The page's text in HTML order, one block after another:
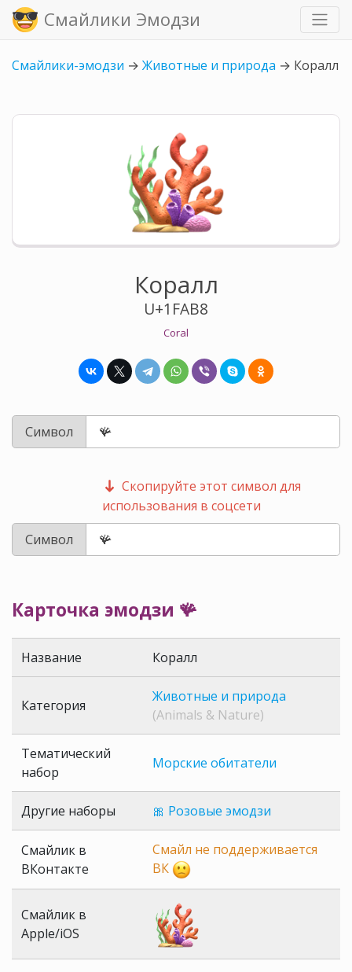
Смайлики Эмодзи
Смайлики-эмодзи → Животные и природа → Коралл
Коралл
U+1FAB8
Coral
Символ
Скопируйте этот символ для
использования в соцсети
Символ
Карточка эмодзи 🪸
Название Коралл
Категория
Животные и природа
(Animals & Nature)
Тематический
набор
Морские обитатели
Другие наборы 🎀 Розовые эмодзи
Смайлик в
ВКонтакте
Смайл не поддерживается
ВК
Смайлик в
Apple/iOS